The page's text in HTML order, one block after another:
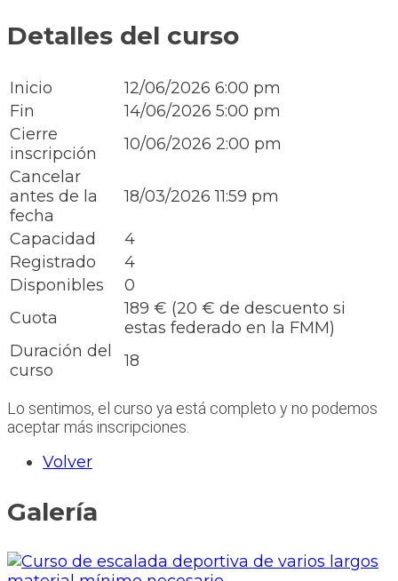
Detalles del curso
Inicio
12/06/2026 6:00 pm
Fin
14/06/2026 5:00 pm
Cierre
inscripción
10/06/2026 2:00 pm
Cancelar
antes de la
fecha
18/03/2026 11:59 pm
Capacidad
4
Registrado
4
Disponibles
0
Cuota
189 € (20 € de descuento si
estas federado en la FMM)
Duración del
curso
18
Lo sentimos, el curso ya está completo y no podemos
aceptar más inscripciones.
Volver
Galería